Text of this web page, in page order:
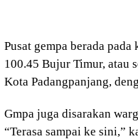
Pusat gempa berada
100.45 Bujur Timur, atau
Kota Padangpanjang,
Gmpa juga disarakan
“Terasa sampai ke sini,”